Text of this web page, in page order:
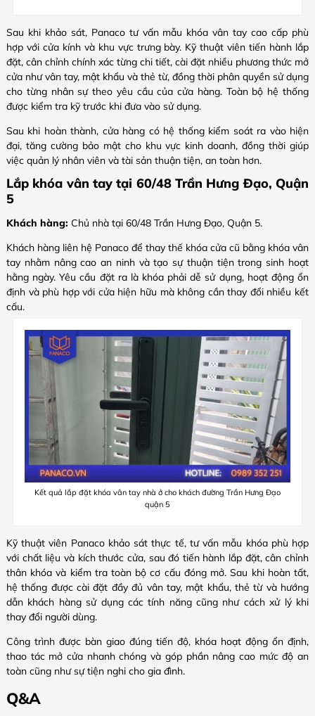
Sau khi khảo sát, Panaco tư vấn mẫu khóa vân tay cao cấp phù
hợp với cửa kính và khu vực trưng bày. Kỹ thuật viên tiến hành lắp
đặt, cân chỉnh chính xác từng chi tiết, cài đặt nhiều phương thức mở
cửa như vân tay, mật khẩu và thẻ từ, đồng thời phân quyền sử dụng
cho từng nhân sự theo yêu cầu của cửa hàng. Toàn bộ hệ thống
được kiểm tra kỹ trước khi đưa vào sử dụng.
Sau khi hoàn thành, cửa hàng có hệ thống kiểm soát ra vào hiện
đại, tăng cường bảo mật cho khu vực kinh doanh, đồng thời giúp
việc quản lý nhân viên và tài sản thuận tiện, an toàn hơn.
Lắp khóa vân tay tại 60/48 Trần Hưng Đạo, Quận
5
Khách hàng: Chủ nhà tại 60/48 Trần Hưng Đạo, Quận 5.
Khách hàng liên hệ Panaco để thay thế khóa cửa cũ bằng khóa vân
tay nhằm nâng cao an ninh và tạo sự thuận tiện trong sinh hoạt
hằng ngày. Yêu cầu đặt ra là khóa phải dễ sử dụng, hoạt động ổn
định và phù hợp với cửa hiện hữu mà không cần thay đổi nhiều kết
cấu.
Kết quả lắp đặt khóa vân tay nhà ở cho khách đường Trần Hưng Đạo
quận 5
Kỹ thuật viên Panaco khảo sát thực tế, tư vấn mẫu khóa phù hợp
với chất liệu và kích thước cửa, sau đó tiến hành lắp đặt, cân chỉnh
thân khóa và kiểm tra toàn bộ cơ cấu đóng mở. Sau khi hoàn tất,
hệ thống được cài đặt đầy đủ vân tay, mật khẩu, thẻ từ và hướng
dẫn khách hàng sử dụng các tính năng cũng như cách xử lý khi
thay đổi người dùng.
Công trình được bàn giao đúng tiến độ, khóa hoạt động ổn định,
thao tác mở cửa nhanh chóng và góp phần nâng cao mức độ an
toàn cũng như sự tiện nghi cho gia đình.
Q&A